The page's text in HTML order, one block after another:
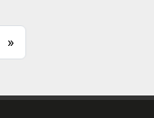
»